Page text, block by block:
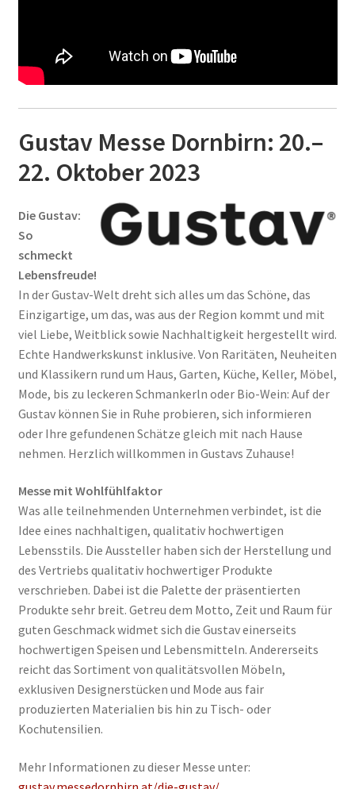
Gustav Messe Dornbirn: 20.–
22. Oktober 2023
Die Gustav:
So
schmeckt
Lebensfreude!
In der Gustav-Welt dreht sich alles um das Schöne, das
Einzigartige, um das, was aus der Region kommt und mit
viel Liebe, Weitblick sowie Nachhaltigkeit hergestellt wird.
Echte Handwerkskunst inklusive. Von Raritäten, Neuheiten
und Klassikern rund um Haus, Garten, Küche, Keller, Möbel,
Mode, bis zu leckeren Schmankerln oder Bio-Wein: Auf der
Gustav können Sie in Ruhe probieren, sich informieren
oder Ihre gefundenen Schätze gleich mit nach Hause
nehmen. Herzlich willkommen in Gustavs Zuhause!
Messe mit Wohlfühlfaktor
Was alle teilnehmenden Unternehmen verbindet, ist die
Idee eines nachhaltigen, qualitativ hochwertigen
Lebensstils. Die Aussteller haben sich der Herstellung und
des Vertriebs qualitativ hochwertiger Produkte
verschrieben. Dabei ist die Palette der präsentierten
Produkte sehr breit. Getreu dem Motto, Zeit und Raum für
guten Geschmack widmet sich die Gustav einerseits
hochwertigen Speisen und Lebensmitteln. Andererseits
reicht das Sortiment von qualitätsvollen Möbeln,
exklusiven Designerstücken und Mode aus fair
produzierten Materialien bis hin zu Tisch- oder
Kochutensilien.
Mehr Informationen zu dieser Messe unter: